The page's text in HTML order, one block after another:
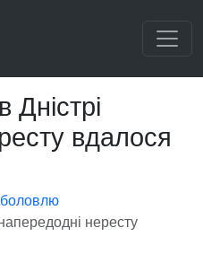
Дністрі
вдалося
нересту